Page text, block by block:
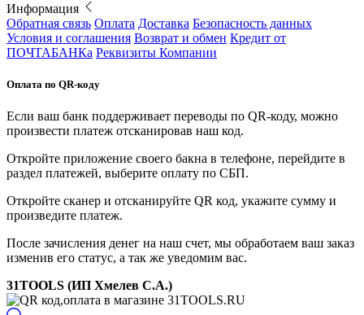
Информация
Обратная связь Оплата Доставка Безопасность данных
Условия и соглашения Возврат и обмен Кредит от
ПОЧТАБАНКа Реквизиты Компании
Оплата по QR-коду
Если ваш банк поддерживает переводы по QR-коду, можно
произвести платеж отсканировав наш код.
Откройте приложение своего бакна в телефоне, перейдите в
раздел платежей, выберите оплату по СБП.
Откройте сканер и отсканируйте QR код, укажите сумму и
произведите платеж.
После зачисления денег на наш счет, мы обработаем ваш заказ
изменив его статус, а так же уведомим вас.
31TOOLS (ИП Хмелев С.А.)